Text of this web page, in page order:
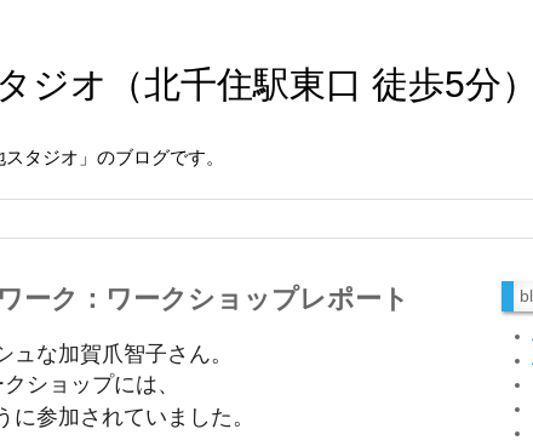
ジオ（北千住駅東口 徒歩5分）
タジオ」のブログです。
ーク：ワークショップレポート
な加賀爪智子さん。
ショップには、
に参加されていました。